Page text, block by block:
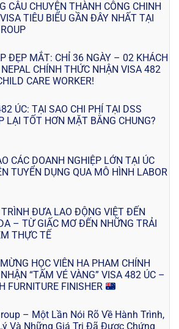
CÂU CHUYỆN THÀNH CÔNG CHINH
TIÊU BIỂU GẦN ĐÂY NHẤT TẠI
ĐẸP MẮT: CHỈ 36 NGÀY – 02 KHÁCH
CHÍNH THỨC NHẬN VISA 482
CARE WORKER!
ÚC: TẠI SAO CHI PHÍ TẠI DSS
LẠI TỐT HƠN MẶT BẰNG CHUNG?
CÁC DOANH NGHIỆP LỚN TẠI ÚC
TUYỂN DỤNG QUA MÔ HÌNH LABOR
ĐƯA LAO ĐỘNG VIỆT ĐẾN
– TỪ GIẤC MƠ ĐẾN NHỮNG TRẢI
THỰC TẾ
HỌC VIÊN HA PHAM CHÍNH
“TẤM VÉ VÀNG” VISA 482 ÚC –
FURNITURE FINISHER
– Một Lần Nói Rõ Về Hành Trình,
Và Những Giá Trị Đã Được Chứng